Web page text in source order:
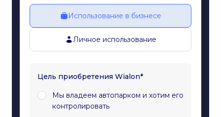
Использование в бизнесе
Личное использование
Цель приобретения Wialon*
Мы владеем автопарком и хотим его
контролировать